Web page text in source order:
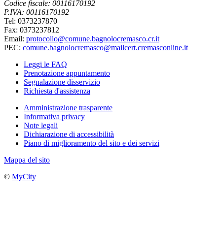
Codice fiscale: 00116170192
P.IVA: 00116170192
Tel: 0373237870
Fax: 0373237812
Email: protocollo@comune.bagnolocremasco.cr.it
PEC: comune.bagnolocremasco@mailcert.cremasconline.it
Leggi le FAQ
Prenotazione appuntamento
Segnalazione disservizio
Richiesta d'assistenza
Amministrazione trasparente
Informativa privacy
Note legali
Dichiarazione di accessibilità
Piano di miglioramento del sito e dei servizi
Mappa del sito
© MyCity